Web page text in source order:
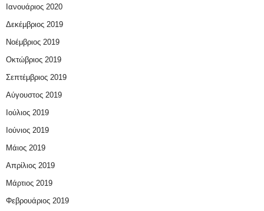
Ιανουάριος 2020
Δεκέμβριος 2019
Νοέμβριος 2019
Οκτώβριος 2019
Σεπτέμβριος 2019
Αύγουστος 2019
Ιούλιος 2019
Ιούνιος 2019
Μάιος 2019
Απρίλιος 2019
Μάρτιος 2019
Φεβρουάριος 2019